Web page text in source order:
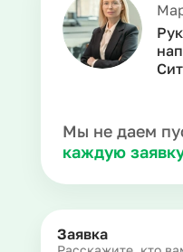
Мы не даем
каждую
Заявка